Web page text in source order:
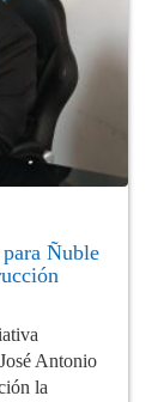
Ñuble
Antonio
la